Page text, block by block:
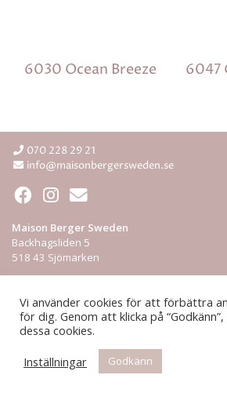
6030 Ocean Breeze 6047
070 228 29 21
info@maisonbergersweden.se
Maison Berger Sweden
Backhagsliden 5
518 43 Sjömarken
ÅF-login
© 2026 Maison Berger
Vi använder cookies för att förbättra
för dig. Genom att klicka på
dessa cookies.
Inställningar
Godkänn